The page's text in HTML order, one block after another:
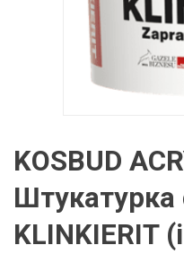
KOSBUD
Штукатурка
KLINKIERIT